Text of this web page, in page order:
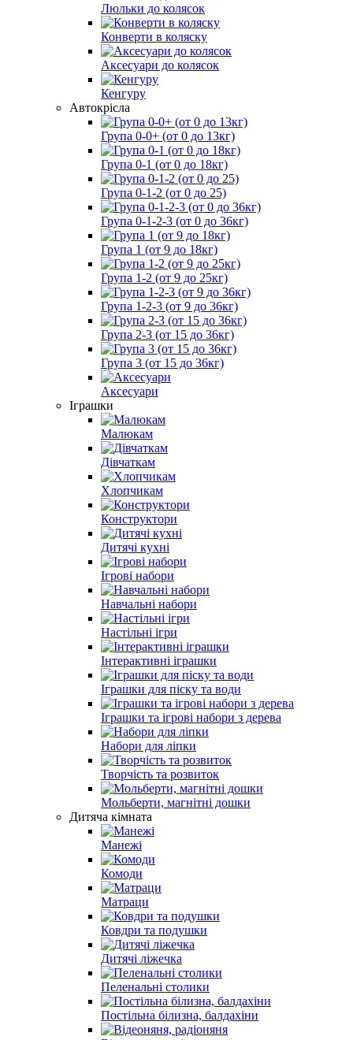
Люльки до колясок
Конверти в коляску
Аксесуари до колясок
Кенгуру
Автокрісла
Група 0-0+ (от 0 до 13кг)
Група 0-1 (от 0 до 18кг)
Група 0-1-2 (от 0 до 25)
Група 0-1-2-3 (от 0 до 36кг)
Група 1 (от 9 до 18кг)
Група 1-2 (от 9 до 25кг)
Група 1-2-3 (от 9 до 36кг)
Група 2-3 (от 15 до 36кг)
Група 3 (от 15 до 36кг)
Аксесуари
Іграшки
Малюкам
Дівчаткам
Хлопчикам
Конструктори
Дитячі кухні
Ігрові набори
Навчальні набори
Настільні ігри
Інтерактивні іграшки
Іграшки для піску та води
Іграшки та ігрові набори з дерева
Набори для ліпки
Творчість та розвиток
Мольберти, магнітні дошки
Дитяча кімната
Манежі
Комоди
Матраци
Ковдри та подушки
Дитячі ліжечка
Пеленальні столики
Постільна білизна, балдахіни